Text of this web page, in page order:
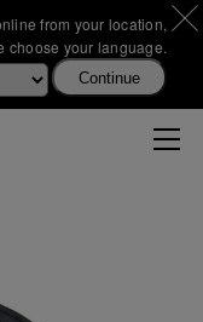
from your location,
choose your language.
Continue